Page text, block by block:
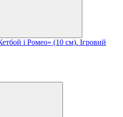
і Ромео» (10 см). Ігровий